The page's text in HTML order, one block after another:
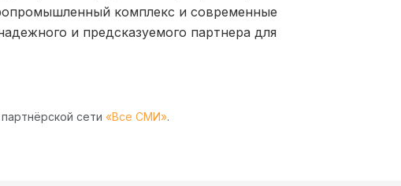
комплекс и современные
и предсказуемого партнера для
сети «Все СМИ».